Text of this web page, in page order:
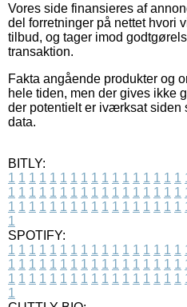
Vores side finansieres af
del forretninger på nettet hvori
tilbud, og tager imod
transaktion.
Fakta angående produkter og
hele tiden, men der gives ikke
der potentielt er iværksat siden
data.
BITLY:
1 1 1 1 1 1 1 1 1 1 1 1 1 1 1 1 1
1 1 1 1 1 1 1 1 1 1 1 1 1 1 1 1 1
1 1 1 1 1 1 1 1 1 1 1 1 1 1 1 1 1
1
SPOTIFY:
1 1 1 1 1 1 1 1 1 1 1 1 1 1 1 1 1
1 1 1 1 1 1 1 1 1 1 1 1 1 1 1 1 1
1 1 1 1 1 1 1 1 1 1 1 1 1 1 1 1 1
1